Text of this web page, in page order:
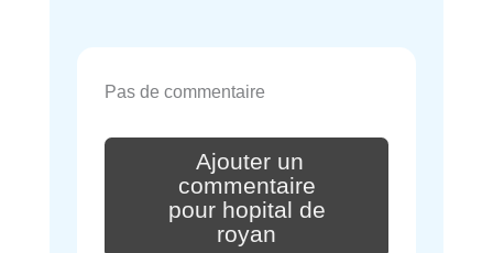
Pas de commentaire
Ajouter un
commentaire
pour hopital de
royan